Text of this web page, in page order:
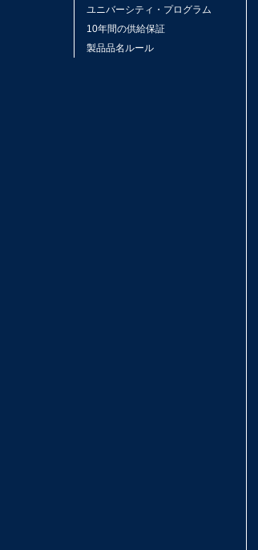
ユニバーシティ・プログラム
10年間の供給保証
製品品名ルール